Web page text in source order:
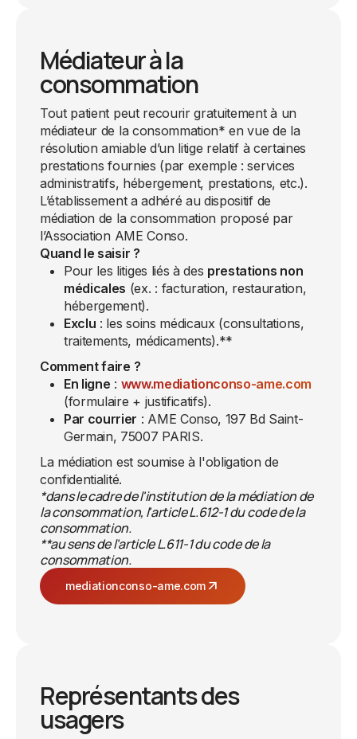
Médiateur à la
consommation
Tout patient peut recourir gratuitement à un
médiateur de la consommation* en vue de la
résolution amiable d’un litige relatif à certaines
prestations fournies (par exemple : services
administratifs, hébergement, prestations, etc.).
L’établissement a adhéré au dispositif de
médiation de la consommation proposé par
l’Association AME Conso.
Quand le saisir ?
Pour les litiges liés à des prestations non
médicales (ex. : facturation, restauration,
hébergement).
Exclu : les soins médicaux (consultations,
traitements, médicaments).**
Comment faire ?
En ligne : www.mediationconso-ame.com
(formulaire + justificatifs).
Par courrier : AME Conso, 197 Bd Saint-
Germain, 75007 PARIS.
La médiation est soumise à l'obligation de
confidentialité.
*dans le cadre de l'institution de la médiation de
la consommation, l'article L.612-1 du code de la
consommation.
**au sens de l'article L.611-1 du code de la
consommation.
mediationconso-ame.comarrow_outward
Représentants des
usagers